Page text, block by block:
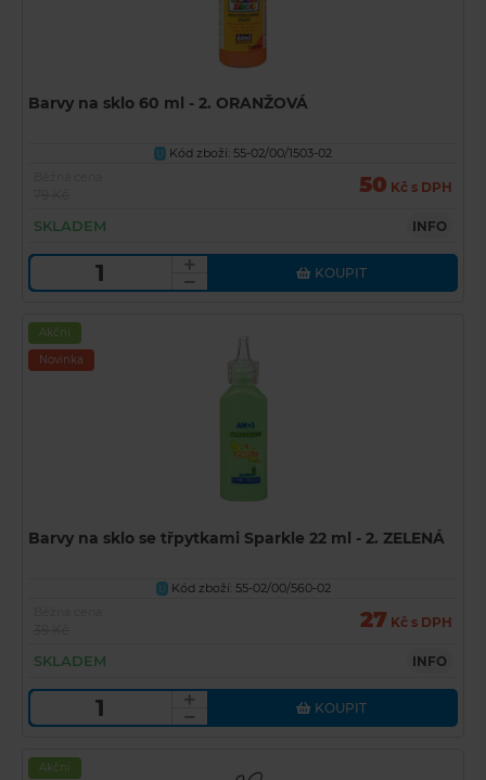
Barvy na sklo 60 ml - 2. ORANŽOVÁ
U
Kód zboží: 55-02/00/1503-02
50 Kč s DPH
SKLADEM INFO
KOUPIT
Akční
Novinka
Barvy na sklo se třpytkami Sparkle 22 ml - 2. ZELENÁ
U Kód zboží: 55-02/00/560-02
27 Kč s DPH
SKLADEM INFO
KOUPIT
Akční